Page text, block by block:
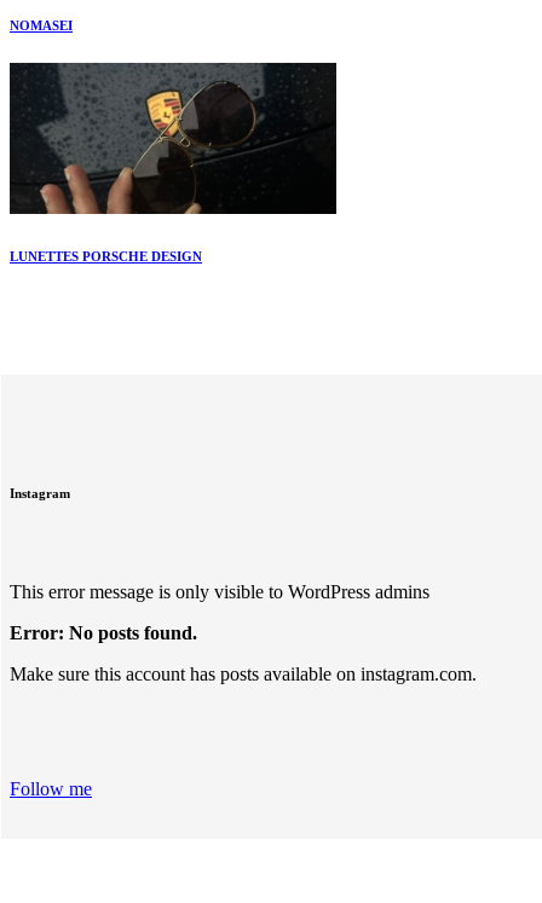
NOMASEI
LUNETTES PORSCHE DESIGN
Instagram
This error message is only visible to WordPress admins
Error: No posts found.
Make sure this account has posts available on instagram.com.
Follow me